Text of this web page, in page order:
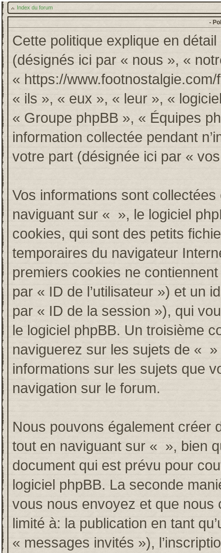
Index du forum
-
Cette politique explique en
(désignés ici par « nous », «
« https://
« ils », « eux », « leur », «
« Groupe phpBB », « Équipes
information collectée pendant
votre part (désignée ici par «
Vos informations sont
naviguant sur « », le logiciel
cookies, qui sont des petits
temporaires du navigateur
premiers cookies ne
par « ID de l’utilisateur ») et un
par « ID de la session »), qui
le logiciel phpBB. Un troisième
naviguerez sur les sujets de «
informations sur les sujets que
navigation sur le forum.
Nous pouvons également créer
tout en naviguant sur « », bien
document qui est prévu pour
logiciel phpBB. La seconde
vous nous envoyez et que nous
limité à: la publication en tant
« messages invités »),